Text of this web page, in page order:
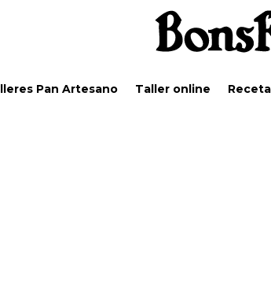
Pan Artesano Taller online